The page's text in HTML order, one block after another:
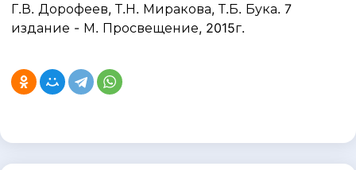
Г.В. Дорофеев, Т.Н. Миракова, Т.Б. Бука. 7
издание - М. Просвещение, 2015г.